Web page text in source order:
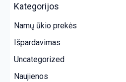
Kategorijos
Namų ūkio prekės
Išpardavimas
Uncategorized
Naujienos